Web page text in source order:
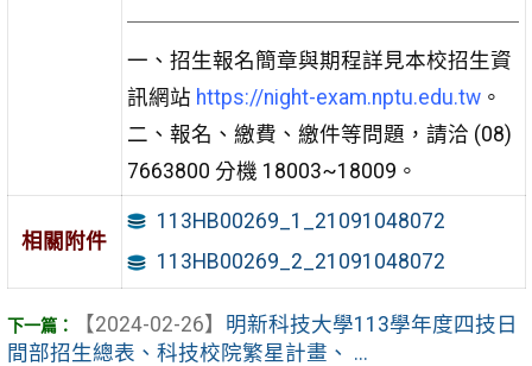
一、招生報名簡章與期程詳見本校招生資
訊網站 https://night-exam.nptu.edu.tw。
二、報名、繳費、繳件等問題，請洽 (08)
7663800 分機 18003~18009。
相關附件
113HB00269_1_21091048072
113HB00269_2_21091048072
【2024-02-26】 明新科技大學113學年度四技日
間部招生總表、科技校院繁星計畫、 ...